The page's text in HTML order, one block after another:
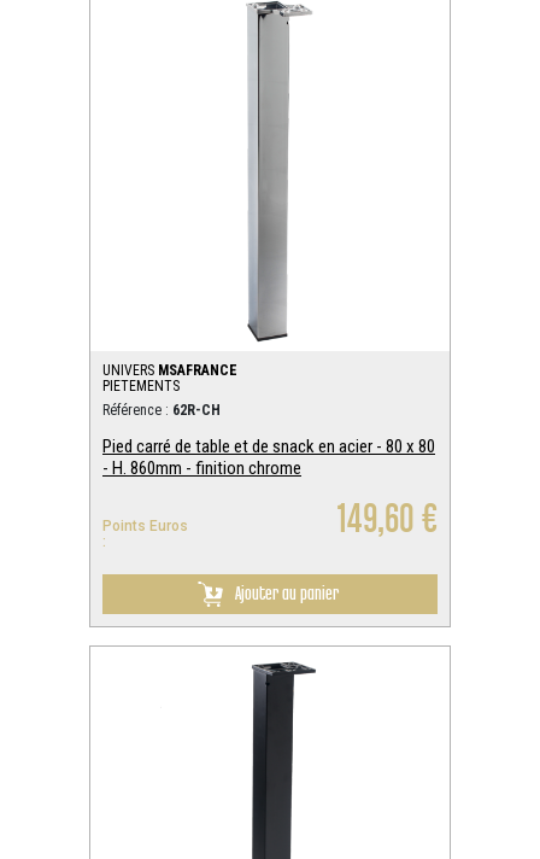
UNIVERS MSAFRANCE
PIETEMENTS
Référence : 62R-CH
Pied carré de table et de snack en acier - 80 x 80
- H. 860mm - finition chrome
Points Euros
:
149,60 €
Ajouter au panier